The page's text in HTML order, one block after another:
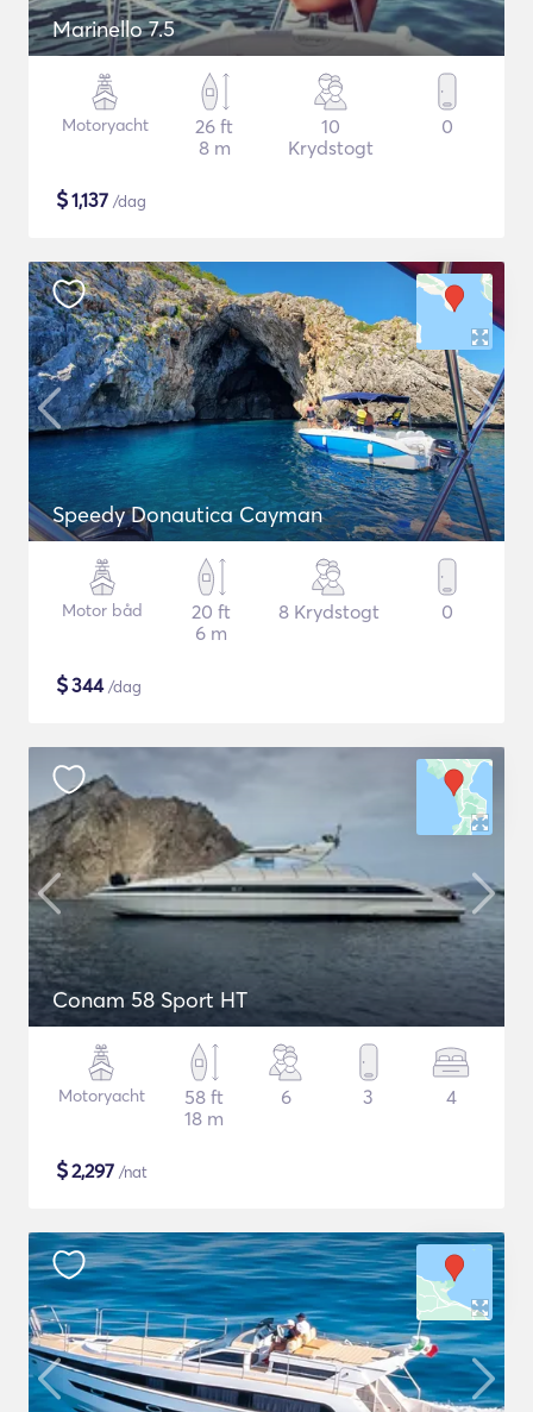
Marinello 7.5
Motoryacht
26 ft
8 m
10
Krydstogt
0
$1,137 /dag
Speedy Donautica Cayman
Motor båd
20 ft
6 m
8 Krydstogt 0
$344/dag
Conam 58 Sport HT
Motoryacht
58 ft
18 m
6 3 4
$2,297 /nat